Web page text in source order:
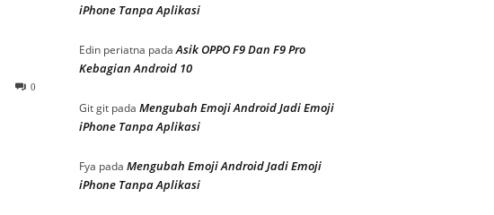
0
iPhone Tanpa Aplikasi
Edin periatna padaAsik OPPO F9 Dan F9 Pro
Kebagian Android 10
Git git pada Mengubah Emoji Android Jadi Emoji
iPhone Tanpa Aplikasi
Fya pada Mengubah Emoji Android Jadi Emoji
iPhone Tanpa Aplikasi